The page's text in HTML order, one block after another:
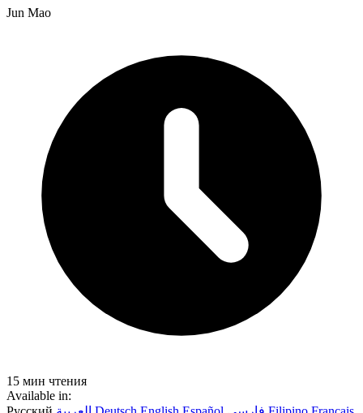
Jun Mao
15 мин чтения
Available in: